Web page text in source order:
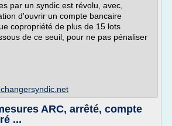
par un syndic est révolu, avec,
d'ouvrir un compte bancaire
copropriété de plus de 15 lots
de ce seuil, pour ne pas pénaliser
ARC, arrêté, compte
...